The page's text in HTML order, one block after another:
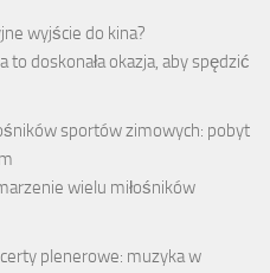
wyjście do kina?
to doskonała okazja, aby spędzić
sportów zimowych: pobyt
wielu miłośników
plenerowe: muzyka w